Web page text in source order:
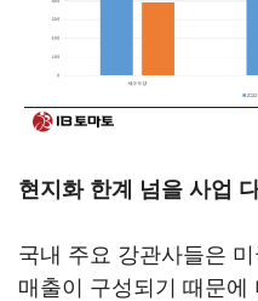
현지화 한계 넘을 사업
국내 주요 강관사들은
매출이 구성되기 때문에